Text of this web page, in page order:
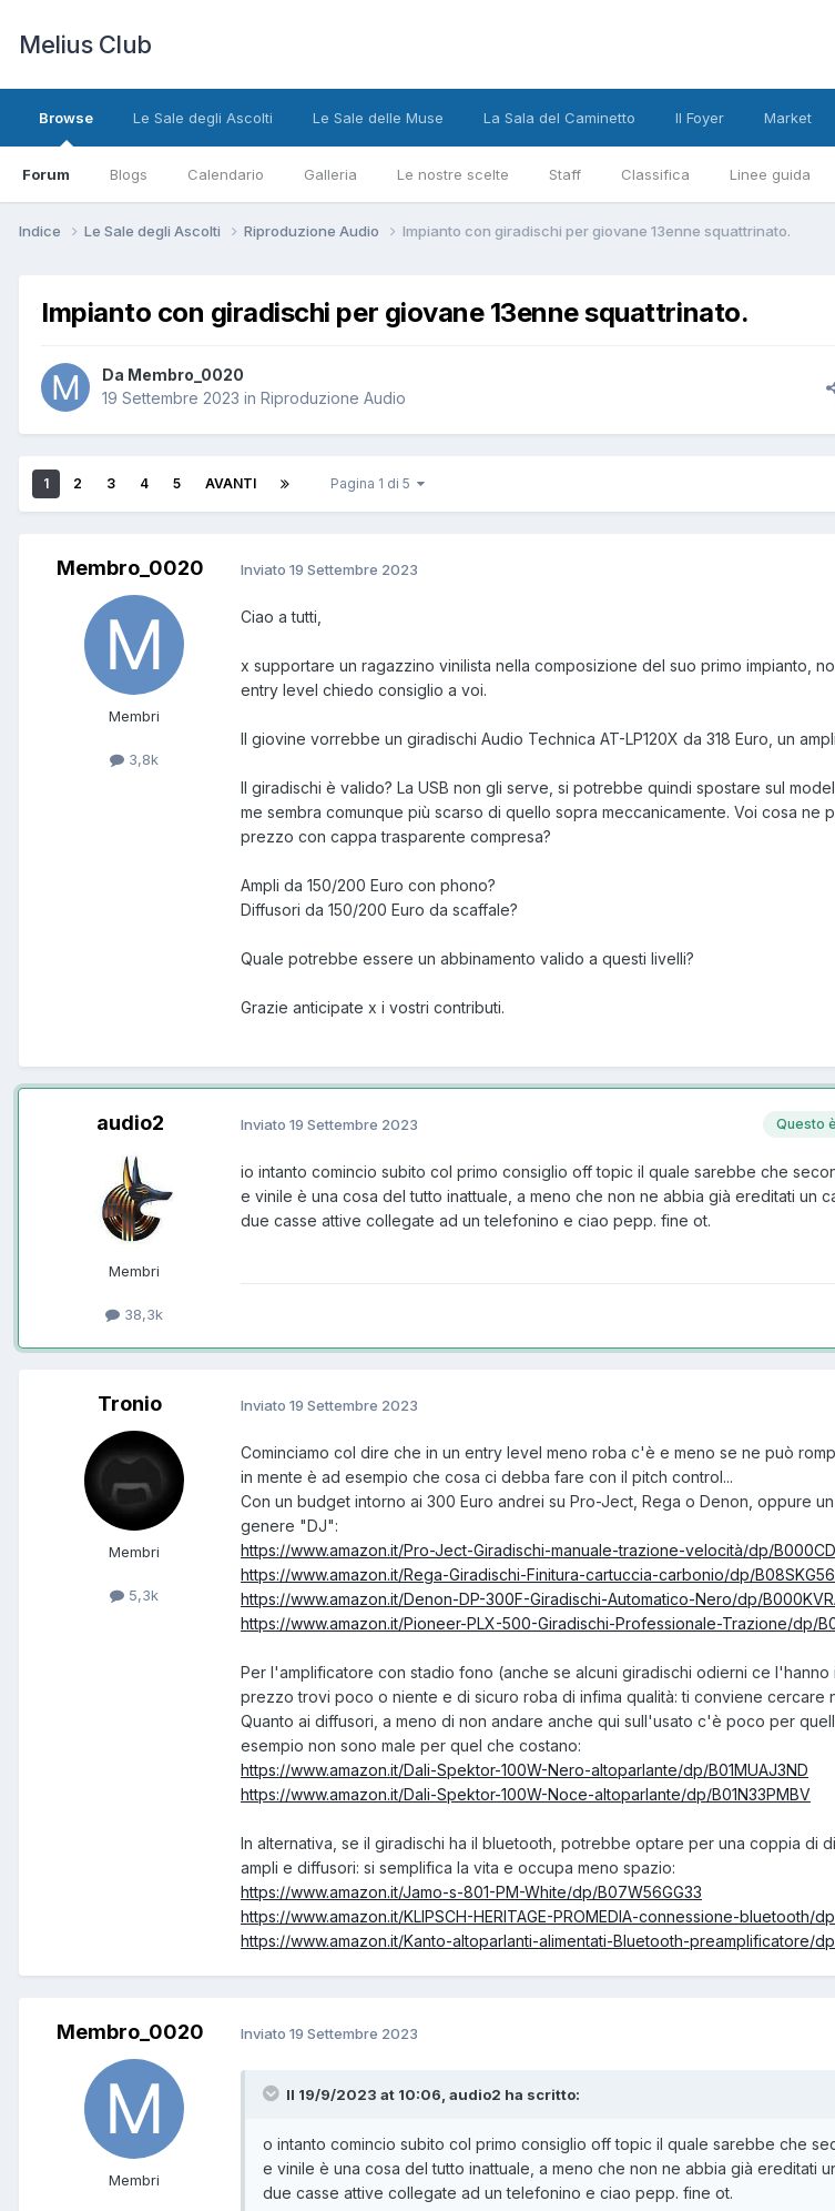
Melius Club
Browse
Forum Blogs Calendario Galleria Le nostre scelte Staff Classifica Linee guida
Le Sale degli Ascolti Le Sale delle Muse La Sala del Caminetto Il Foyer Market
Indice Le Sale degli Ascolti Riproduzione Audio Impianto con giradischi per giovane 13enne squattrinato.
Impianto con giradischi per giovane 13enne squattrinato.
Da Membro_0020
19 Settembre 2023 in Riproduzione Audio
1 2 3 4 5 AVANTI Pagina 1 di 5
Membro_0020
Membri
3,8k
Inviato 19 Settembre 2023
Ciao a tutti,
x supportare un ragazzino vinilista nella composizione del suo primo impianto,
entry level chiedo consiglio a voi.
Il giovine vorrebbe un giradischi Audio Technica AT-LP120X da 318 Euro, un
Il giradischi è valido? La USB non gli serve, si potrebbe quindi spostare sul
me sembra comunque più scarso di quello sopra meccanicamente. Voi cosa ne
prezzo con cappa trasparente compresa?
Ampli da 150/200 Euro con phono?
Diffusori da 150/200 Euro da scaffale?
Quale potrebbe essere un abbinamento valido a questi livelli?
Grazie anticipate x i vostri contributi.
audio2
Membri
38,3k
Questo
Inviato 19 Settembre 2023
io intanto comincio subito col primo consiglio off topic il quale sarebbe che
e vinile è una cosa del tutto inattuale, a meno che non ne abbia già ereditati un
due casse attive collegate ad un telefonino e ciao pepp. fine ot.
Tronio
Membri
5,3k
Inviato 19 Settembre 2023
Cominciamo col dire che in un entry level meno roba c'è e meno se ne può
in mente è ad esempio che cosa ci debba fare con il pitch control...
Con un budget intorno ai 300 Euro andrei su Pro-Ject, Rega o Denon, oppure
genere "DJ":
https://www.amazon.it/Pro-Ject-Giradischi-manuale-trazione-velocità/dp/
https://www.amazon.it/Rega-Giradischi-Finitura-cartuccia-carbonio/dp/
https://www.amazon.it/Denon-DP-300F-Giradischi-Automatico-Nero/dp/
https://www.amazon.it/Pioneer-PLX-500-Giradischi-Professionale-Trazione/dp/
Per l'amplificatore con stadio fono (anche se alcuni giradischi odierni ce
prezzo trovi poco o niente e di sicuro roba di infima qualità: ti conviene cercare
Quanto ai diffusori, a meno di non andare anche qui sull'usato c'è poco per
esempio non sono male per quel che costano:
https://www.amazon.it/Dali-Spektor-100W-Nero-altoparlante/dp/B01MUAJ3ND
https://www.amazon.it/Dali-Spektor-100W-Noce-altoparlante/dp/B01N33PMBV
In alternativa, se il giradischi ha il bluetooth, potrebbe optare per una coppia di
ampli e diffusori: si semplifica la vita e occupa meno spazio:
https://www.amazon.it/Jamo-s-801-PM-White/dp/B07W56GG33
https://www.amazon.it/KLIPSCH-HERITAGE-PROMEDIA-connessione-bluetooth/
https://www.amazon.it/Kanto-altoparlanti-alimentati-Bluetooth-preamplificatore/
Membro_0020
Membri
Inviato 19 Settembre 2023
Il 19/9/2023 at 10:06, audio2 ha scritto:
o intanto comincio subito col primo consiglio off topic il quale sarebbe che
e vinile è una cosa del tutto inattuale, a meno che non ne abbia già ereditati
due casse attive collegate ad un telefonino e ciao pepp. fine ot.